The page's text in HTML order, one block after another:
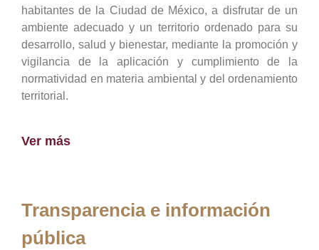
habitantes de la Ciudad de México, a disfrutar de un
ambiente adecuado y un territorio ordenado para su
desarrollo, salud y bienestar, mediante la promoción y
vigilancia de la aplicación y cumplimiento de la
normatividad en materia ambiental y del ordenamiento
territorial.
Ver más
Transparencia e información
pública